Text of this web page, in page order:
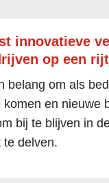
innovatieve
op een
belang om als
komen en nieuwe
bij te blijven in
te delven.